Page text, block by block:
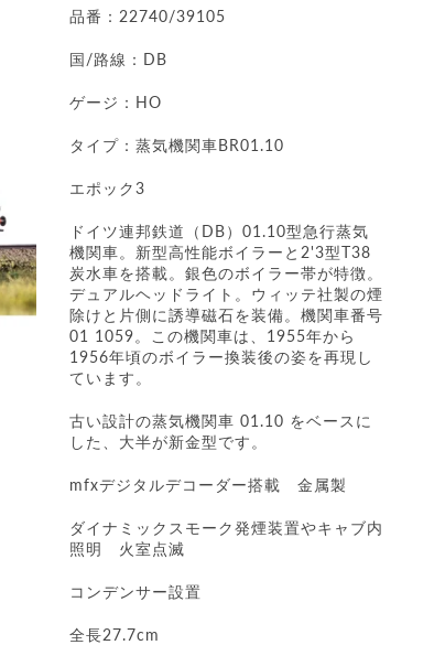
品番：22740/39105
国/路線：DB
ゲージ：HO
タイプ：蒸気機関車BR01.10
エポック3
ドイツ連邦鉄道（DB）01.10型急行蒸気
機関車。新型高性能ボイラーと2'3型T38
炭水車を搭載。銀色のボイラー帯が特徴。
デュアルヘッドライト。ウィッテ社製の煙
除けと片側に誘導磁石を装備。機関車番号
01 1059。この機関車は、1955年から
1956年頃のボイラー換装後の姿を再現し
ています。
古い設計の蒸気機関車 01.10 をベースに
した、大半が新金型です。
mfxデジタルデコーダー搭載 金属製
ダイナミックスモーク発煙装置やキャブ内
照明 火室点滅
コンデンサー設置
全長27.7cm